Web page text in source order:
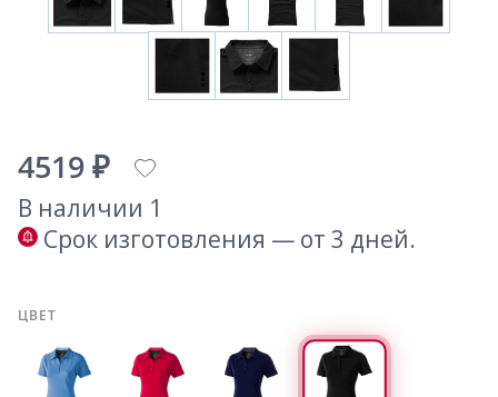
4519 ₽
В наличии 1
Срок изготовления — от 3 дней.
ЦВЕТ